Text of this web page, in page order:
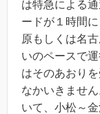
は特急による
ードが１時間
原もしくは名
いのペースで
はそのあおり
なかいきませ
いて、小松～